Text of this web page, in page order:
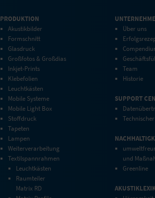
PRODUKTION
Akustikbilder
Formschnitt
Glasdruck
Großfotos & Großdias
Inkjet-Prints
Klebefolien
Leuchtkästen
Mobile Systeme
Mobile Light Box
Stoffdruck
Tapeten
Lampen
Weiterverarbeitung
Textilspannrahmen
Leuchtkästen
Raumteiler
Matrix RD
Über uns
Team
Historie
SUPPORT
und
Greenline